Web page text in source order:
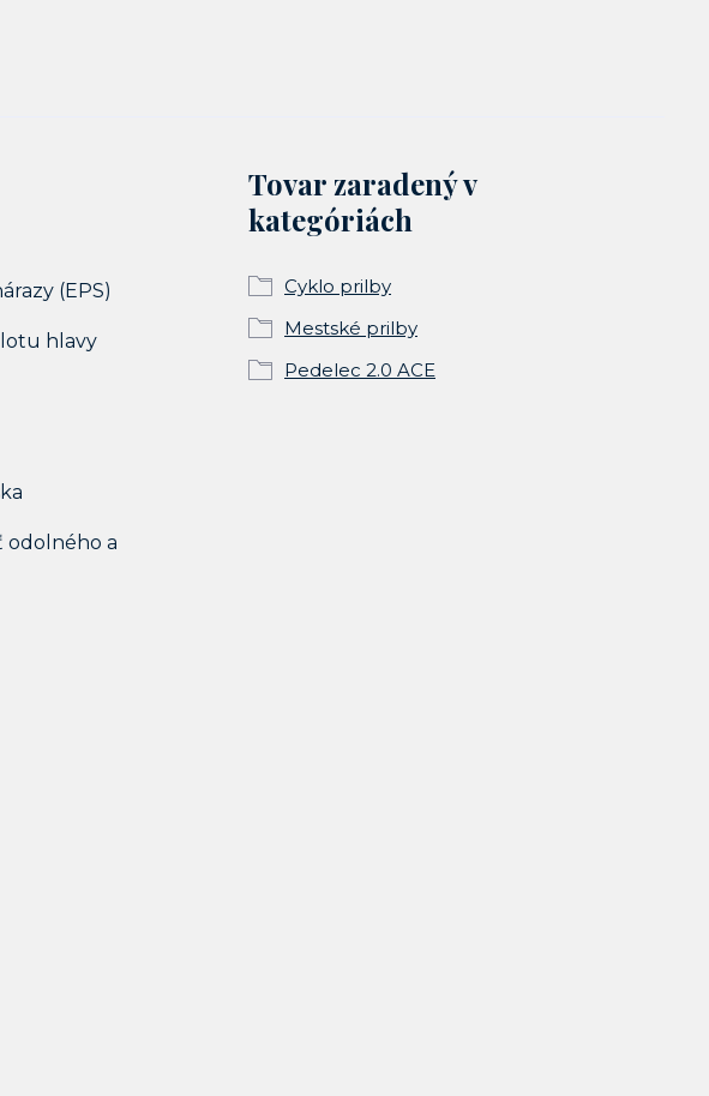
(EPS)
hlavy
odolného a
Tovar zaradený v
kategóriách
Cyklo prilby
Mestské prilby
Pedelec 2.0 ACE